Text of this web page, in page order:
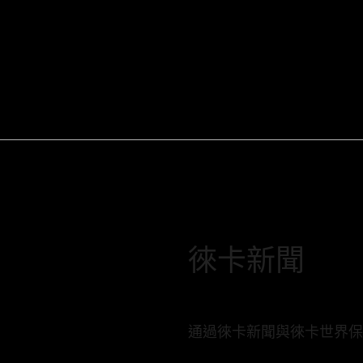
徠卡新聞
通過徠卡新聞與徠卡世界